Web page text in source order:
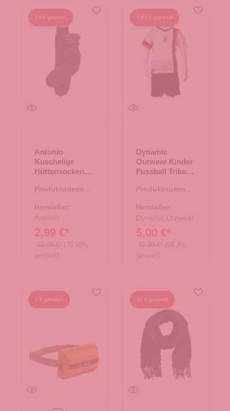
10 € gespart
Antonio
Kuschelige
Hüttensocken
Design Gr. 35-42
Produktnummer:
Hersteller:
Antonio
2,99 €*
12,99 €* (76.98%
gespart)
6,99 € gespart
Dynamic
Outwear Kinder
Fussball Trikot
- 122-128
Produktnummer:
Hersteller:
Dynamic Outwear
5,00 €*
11,99 €* (58.3%
gespart)
7 € gespart 10 € gespart